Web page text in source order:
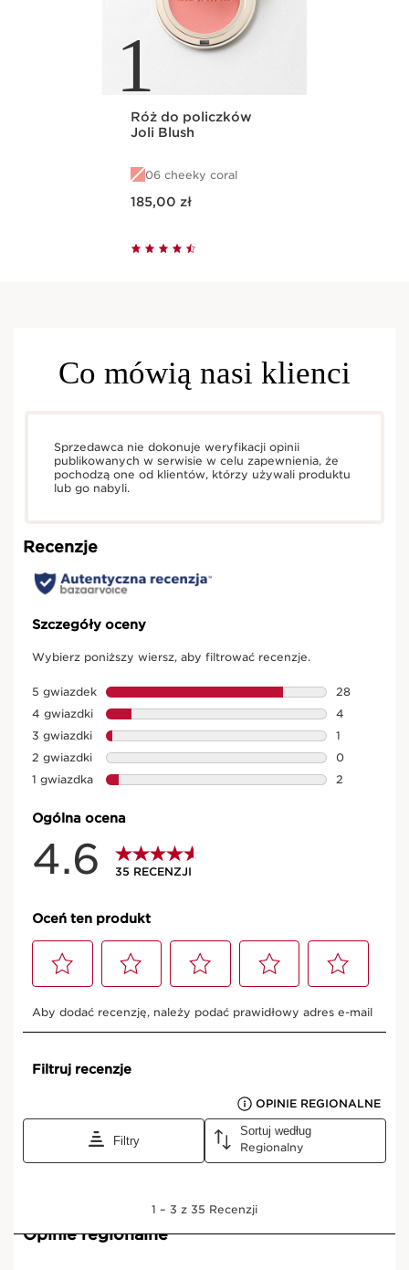
1
Róż do policzków
Joli Blush
06 cheeky coral
185,00 zł
Co mówią nasi klienci
Sprzedawca nie dokonuje weryfikacji opinii
publikowanych w serwisie w celu zapewnienia, że
pochodzą one od klientów, którzy używali produktu
lub go nabyli.